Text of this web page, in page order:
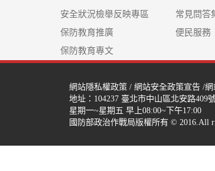
安全狀況檢舉反映專區
保防教育推廣
保防教育專文
常見問答
便民服務
網站隱私權政策 / 網站安全政策宣告 /網
地址：104237 臺北市中山區北安路409
星期一~星期五 早上08:00~下午17:00
國防部政治作戰局版權所有 © 2016.All